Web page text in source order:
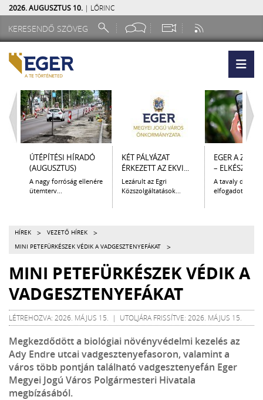
2026. AUGUSZTUS 10. | LŐRINC
ÚTÉPÍTÉSI HÍRADÓ
(AUGUSZTUS)
A nagy forróság ellenére
ütemterv...
KÉT PÁLYÁZAT
ÉRKEZETT AZ EKVI...
Lezárult az Egri
Közszolgáltatások...
EGER A
– ELKÉSZÜLT
A tavaly
elfogadott
HÍREK > VEZETŐ HÍREK >
MINI PETEFÜRKÉSZEK VÉDIK A VADGESZTENYEFÁKAT >
MINI PETEFÜRKÉSZEK VÉDIK A
VADGESZTENYEFÁKAT
LÉTREHOZVA: 2026. MÁJUS 15. | UTOLJÁRA FRISSÍTVE: 2026. MÁJUS 15.
Megkezdődött a biológiai növényvédelmi kezelés az
Ady Endre utcai vadgesztenyefasoron, valamint a
város több pontján található vadgesztenyefán Eger
Megyei Jogú Város Polgármesteri Hivatala
megbízásából.